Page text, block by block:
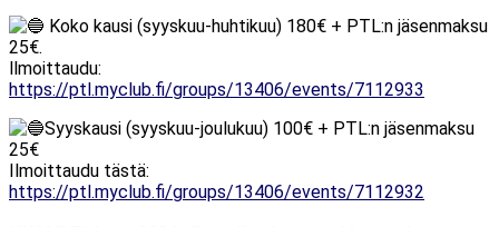
Koko kausi (syyskuu-huhtikuu) 180€ + PTL:n jäsenmaksu
25€.
llmoittaudu:
https://ptl.myclub.fi/groups/13406/events/7112933
Syyskausi (syyskuu-joulukuu) 100€ + PTL:n jäsenmaksu
25€
Ilmoittaudu tästä:
https://ptl.myclub.fi/groups/13406/events/7112932